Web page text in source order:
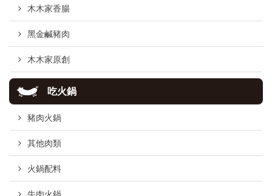
木木家香腸
黑金鹹豬肉
木木家原創
吃火鍋
豬肉火鍋
其他肉類
火鍋配料